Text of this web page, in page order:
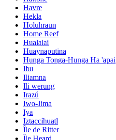
Havre
Hekla
Holuhraun
Home Reef
Hualalai
Huaynaputina
Hunga Tonga-Hunga Ha 'apai
Ibu
Iliamna
Ili werung
Irazú
Iwo-Jima
Iya
Iztaccíhuatl
Île de Ritter